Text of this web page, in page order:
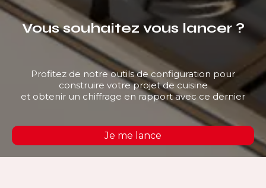
Vous souhaitez vous lancer ?
Profitez de notre outils de configuration pour
construire votre projet de cuisine
et obtenir un chiffrage en rapport avec ce dernier
Je me lance